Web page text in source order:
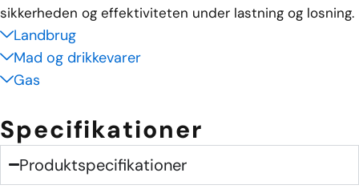
sikkerheden og effektiviteten under lastning og losning.
Landbrug
Mad og drikkevarer
Gas
Specifikationer
Produktspecifikationer